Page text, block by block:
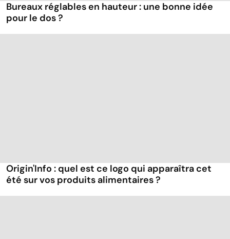
Bureaux réglables en hauteur : une bonne idée
pour le dos ?
Origin'Info : quel est ce logo qui apparaîtra cet
été sur vos produits alimentaires ?